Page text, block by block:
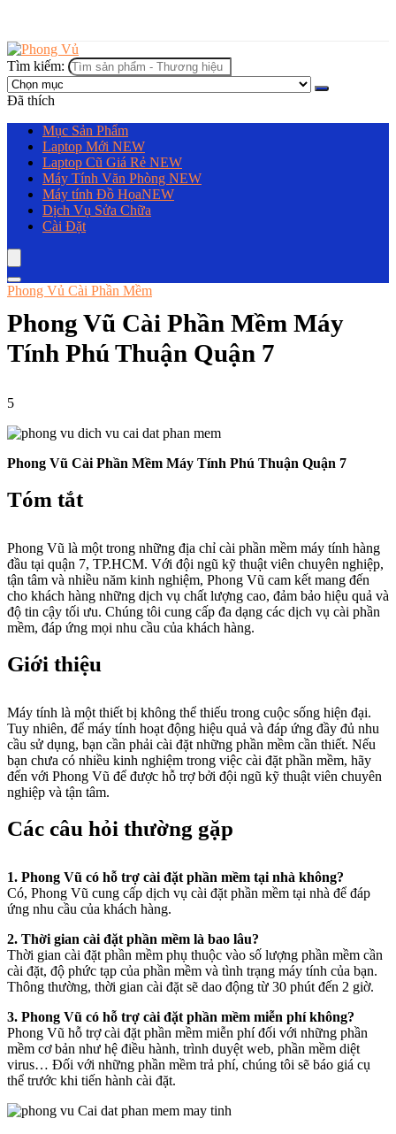
Tìm kiếm:
Đã thích
Mục Sản Phẩm
Laptop Mới NEW
Laptop Cũ Giá Rẻ NEW
Máy Tính Văn Phòng NEW
Máy tính Đồ HọaNEW
Dịch Vụ Sửa Chữa
Cài Đặt
Phong Vủ Cài Phần Mềm
Phong Vũ Cài Phần Mềm Máy
Tính Phú Thuận Quận 7
5
Phong Vũ Cài Phần Mềm Máy Tính Phú Thuận Quận 7
Tóm tắt
Phong Vũ là một trong những địa chỉ cài phần mềm máy tính hàng
đầu tại quận 7, TP.HCM. Với đội ngũ kỹ thuật viên chuyên nghiệp,
tận tâm và nhiều năm kinh nghiệm, Phong Vũ cam kết mang đến
cho khách hàng những dịch vụ chất lượng cao, đảm bảo hiệu quả và
độ tin cậy tối ưu. Chúng tôi cung cấp đa dạng các dịch vụ cài phần
mềm, đáp ứng mọi nhu cầu của khách hàng.
Giới thiệu
Máy tính là một thiết bị không thể thiếu trong cuộc sống hiện đại.
Tuy nhiên, để máy tính hoạt động hiệu quả và đáp ứng đầy đủ nhu
cầu sử dụng, bạn cần phải cài đặt những phần mềm cần thiết. Nếu
bạn chưa có nhiều kinh nghiệm trong việc cài đặt phần mềm, hãy
đến với Phong Vũ để được hỗ trợ bởi đội ngũ kỹ thuật viên chuyên
nghiệp và tận tâm.
Các câu hỏi thường gặp
1. Phong Vũ có hỗ trợ cài đặt phần mềm tại nhà không?
Có, Phong Vũ cung cấp dịch vụ cài đặt phần mềm tại nhà để đáp
ứng nhu cầu của khách hàng.
2. Thời gian cài đặt phần mềm là bao lâu?
Thời gian cài đặt phần mềm phụ thuộc vào số lượng phần mềm cần
cài đặt, độ phức tạp của phần mềm và tình trạng máy tính của bạn.
Thông thường, thời gian cài đặt sẽ dao động từ 30 phút đến 2 giờ.
3. Phong Vũ có hỗ trợ cài đặt phần mềm miễn phí không?
Phong Vũ hỗ trợ cài đặt phần mềm miễn phí đối với những phần
mềm cơ bản như hệ điều hành, trình duyệt web, phần mềm diệt
virus… Đối với những phần mềm trả phí, chúng tôi sẽ báo giá cụ
thể trước khi tiến hành cài đặt.